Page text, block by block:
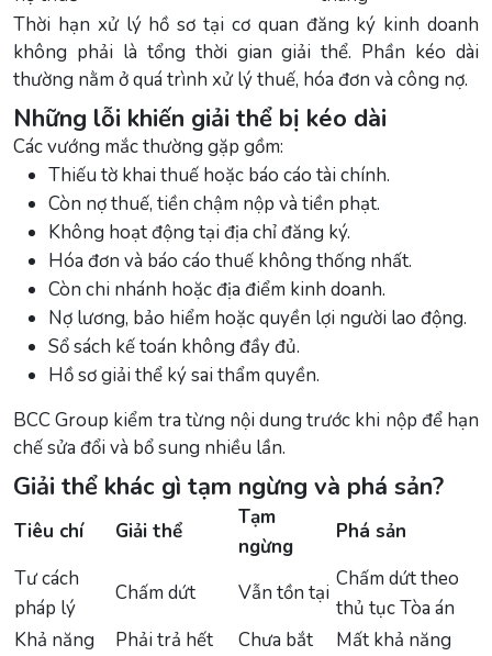
Thời hạn xử lý hồ sơ tại cơ quan đăng ký kinh doanh
không phải là tổng thời gian giải thể. Phần kéo dài
thường nằm ở quá trình xử lý thuế, hóa đơn và công nợ.
Những lỗi khiến giải thể bị kéo dài
Các vướng mắc thường gặp gồm:
Thiếu tờ khai thuế hoặc báo cáo tài chính.
Còn nợ thuế, tiền chậm nộp và tiền phạt.
Không hoạt động tại địa chỉ đăng ký.
Hóa đơn và báo cáo thuế không thống nhất.
Còn chi nhánh hoặc địa điểm kinh doanh.
Nợ lương, bảo hiểm hoặc quyền lợi người lao động.
Sổ sách kế toán không đầy đủ.
Hồ sơ giải thể ký sai thẩm quyền.
BCC Group kiểm tra từng nội dung trước khi nộp để hạn
chế sửa đổi và bổ sung nhiều lần.
Giải thể khác gì tạm ngừng và phá sản?
Tiêu chí Giải thể
Tạm
ngừng
Phá sản
Tư cách
pháp lý
Chấm dứt Vẫn tồn tại
Chấm dứt theo
thủ tục Tòa án
Khả năng
Phải trả hết
Chưa bắt
Mất khả năng